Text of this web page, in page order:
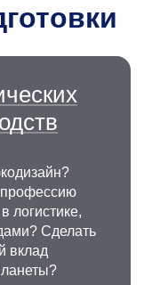
профессию
логистике,
Сделать
вклад